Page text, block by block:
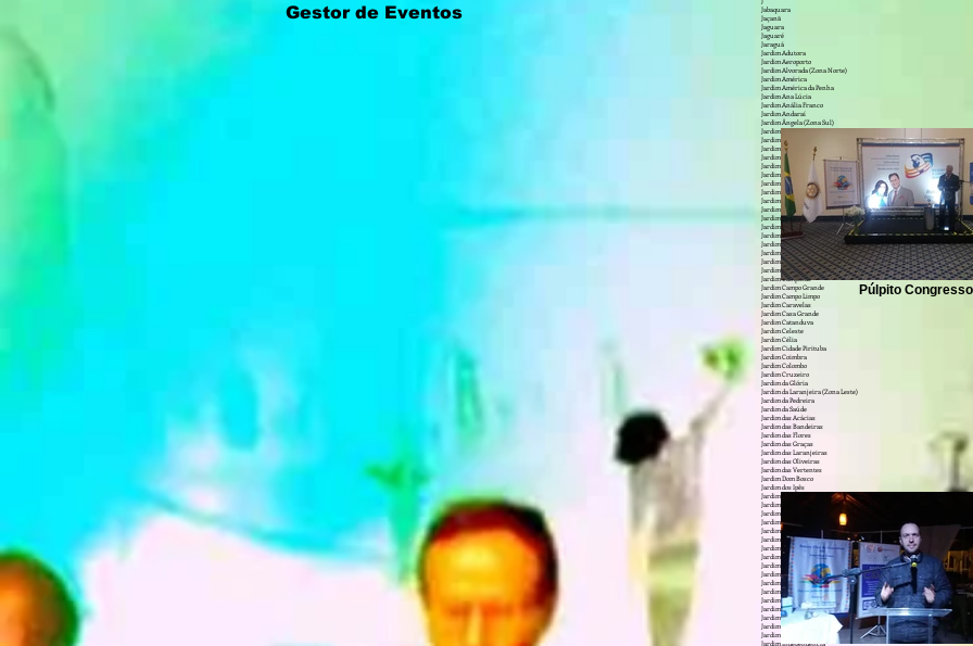
Gestor de Eventos
Jabaquara
Jaçanã
Jaguara
Jaguaré
Jaraguá
Jardim Adutora
Jardim Aeroporto
Jardim Alvorada (Zona Norte)
Jardim América
Jardim América da Penha
Jardim Ana Lúcia
Jardim Anália Franco
Jardim Andaraí
Jardim Ângela (Zona Sul)
Jardim Anhangüera
Jardim Aparecida
Jardim Aricanduva
Jardim Arpoador
Jardim Avelino
Jardim Avenida
Jardim Bartira
Jardim Bela Vista (Zona Sul)
Jardim Belém
Jardim Bom Refúgio
Jardim Bonfiglioli
Jardim Botucatu
Jardim Brasil (Zona Norte)
Jardim Brasil (Zona Sul)
Jardim Caboré
Jardim Cachoeira
Jardim Camargo Novo
Jardim Campinas
Jardim Campo Grande
Jardim Campo Limpo
Jardim Caravelas
Jardim Casa Grande
Jardim Catanduva
Jardim Celeste
Jardim Célia
Jardim Cidade Pirituba
Jardim Coimbra
Jardim Colombo
Jardim Cruzeiro
Jardim da Glória
Jardim da Laranjeira (Zona Leste)
Jardim da Pedreira
Jardim da Saúde
Jardim das Acácias
Jardim das Bandeiras
Jardim das Flores
Jardim das Graças
Jardim das Laranjeiras
Jardim das Oliveiras
Jardim das Vertentes
Jardim Dom Bosco
Jardim dos Ipês
Jardim dos Lagos
Jardim Edi
Jardim Eledy
Jardim Esmeralda
Jardim Europa
Jardim Everest
Jardim Felicidade (Zona Oeste)
Jardim Fonte do Morumbi
Jardim Franca
Jardim Glória
Jardim Guairaca
Jardim Guarani
Jardim Guarapiranga
Jardim Guedala
Jardim Helena
Jardim Herplin
Jardim Humaitá
Jardim Independência
Púlpito Congresso